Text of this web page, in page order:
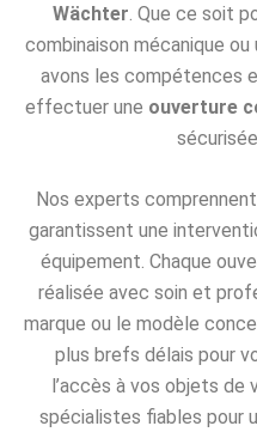
Wächter . Que ce soit
combinaison mécanique
avons les compétences
effectuer une ouverture
Nos experts
garantissent une
équipement. Chaque
réalisée avec soin et
marque ou le modèle
plus brefs délais pour
l’accès à vos objets de
spécialistes fiables pour